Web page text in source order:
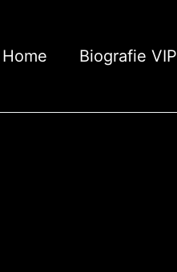
Home Biografie VIP